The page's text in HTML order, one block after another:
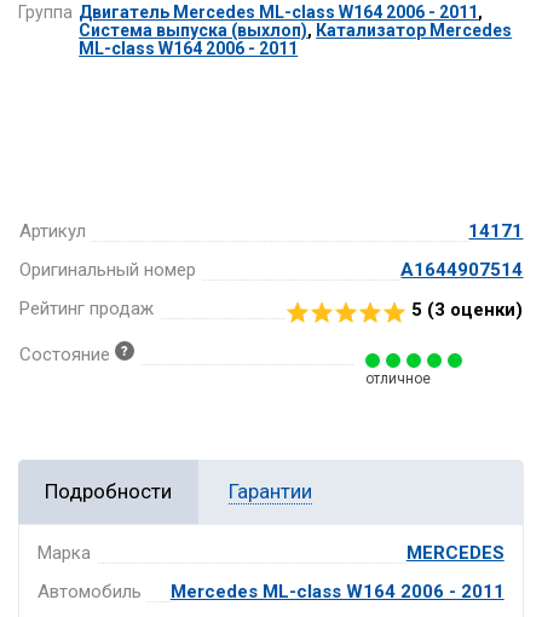
Артикул
14171
Оригинальный номер
A1644907514
Рейтинг продаж
5 (3 оценки)
Состояние
отличное
Группа Двигатель Mercedes ML-class W164 2006 - 2011,
Система выпуска (выхлоп), Катализатор Mercedes
ML-class W164 2006 - 2011
Подробности Гарантии
Марка
MERCEDES
Автомобиль
Mercedes ML-class W164 2006 - 2011